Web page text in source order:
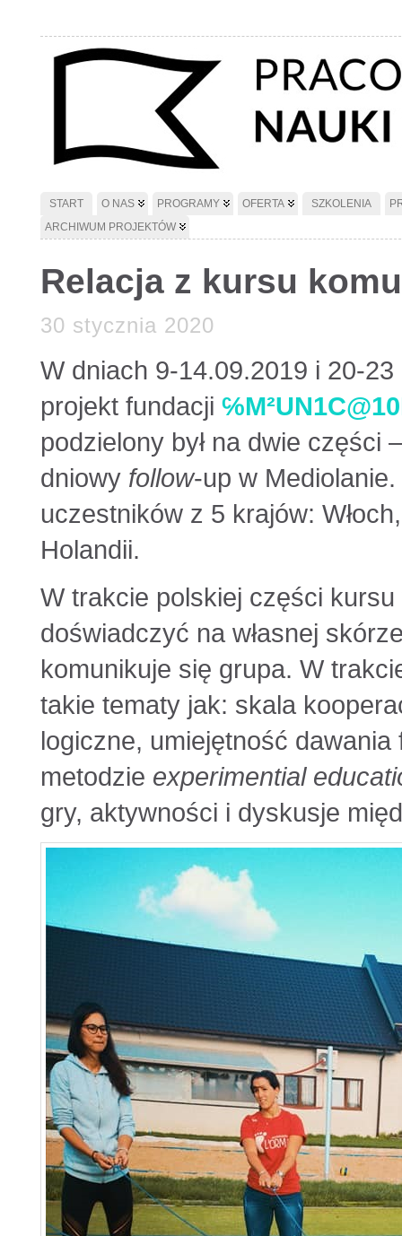
START O NAS PROGRAMY OFERTA SZKOLENIA
ARCHIWUM PROJEKTÓW
Relacja z kursu
30 stycznia 2020
W dniach 9-14.09.2019 i 20-
projekt fundacji
podzielony był na dwie części
dniowyfollow-up w
uczestników z 5 krajów:
Holandii.
W trakcie polskiej części
doświadczyć na własnej
komunikuje się grupa. W
takie tematy jak: skala
logiczne, umiejętność
metodzie experimential
gry, aktywności i dyskusje